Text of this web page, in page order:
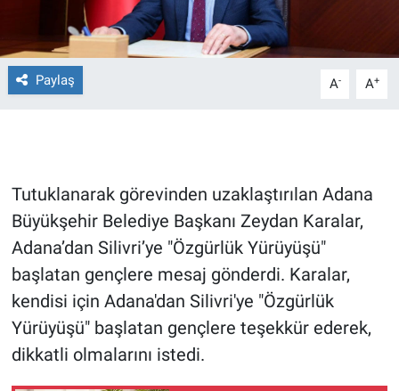
Paylaş A- A+
Tutuklanarak görevinden uzaklaştırılan Adana
Büyükşehir Belediye Başkanı Zeydan Karalar,
Adana’dan Silivri’ye "Özgürlük Yürüyüşü"
başlatan gençlere mesaj gönderdi. Karalar,
kendisi için Adana'dan Silivri'ye "Özgürlük
Yürüyüşü" başlatan gençlere teşekkür ederek,
dikkatli olmalarını istedi.
Gün Bitiyor
Gün Ortası
Günün görüntüsü
Haber
İlan
Kimdir
Koronavirüs